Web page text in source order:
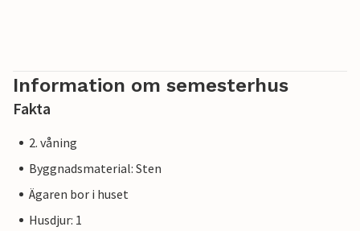
Information om semesterhus
Fakta
2. våning
Byggnadsmaterial: Sten
Ägaren bor i huset
Husdjur: 1